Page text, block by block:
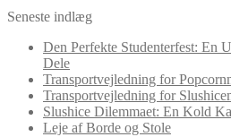
Seneste indlæg
Den Perfekte Studenterfest: En
Dele
Transportvejledning for
Transportvejledning for
Slushice Dilemmaet: En Kold
Leje af Borde og Stole